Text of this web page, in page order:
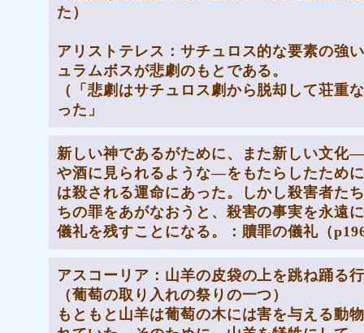
た）
アリストテレス：サチュロス的な要素の強
ュラムボスが悲劇のもとである。
（「悲劇はサチュロス劇から脱却して荘重
った」
新しい神であるがために、また新しい文化
や酒に見られるような―をもたらしたため
は殺される運命にあった。しかし殺害者た
ちの罪をあがなおうと、殺害の事実を永遠
儀礼を残すことになる。：贖罪の儀礼（
アスコーリア：山羊の皮袋の上を跳ね踊る
（葡萄の取り入れの祭りの一つ）
もともと山羊は葡萄の木には害を与える動